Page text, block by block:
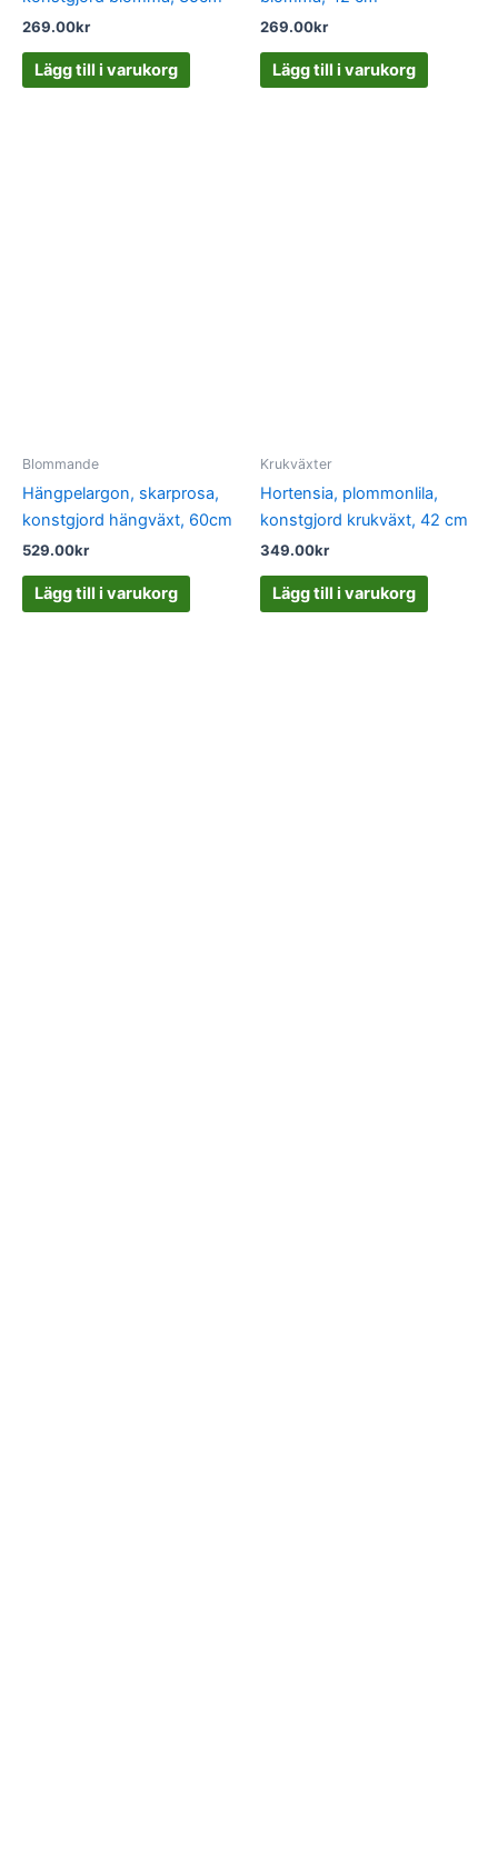
269.00kr
Lägg till i varukorg
269.00kr
Lägg till i varukorg
Blommande
Hängpelargon, skarprosa,
konstgjord hängväxt, 60cm
529.00kr
Lägg till i varukorg
Krukväxter
Hortensia, plommonlila,
konstgjord krukväxt, 42 cm
349.00kr
Lägg till i varukorg